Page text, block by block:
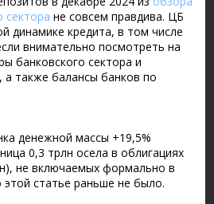
сектора не совсем правдива. ЦБ
динамике кредита, в том числе
внимательно посмотреть на
банковского сектора и
а также балансы банков по
денежной массы +19,5%
0,3 трлн осела в облигациях
не включаемых формально в
статье раньше не было.